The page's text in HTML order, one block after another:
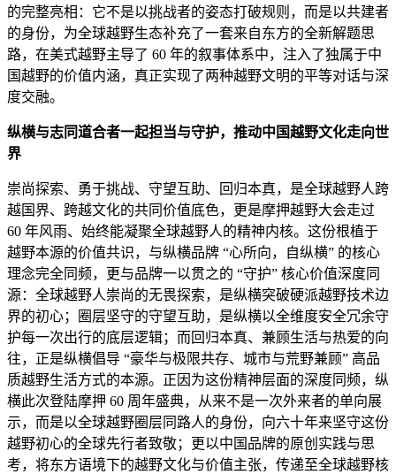
的完整亮相：它不是以挑战者的姿态打破规则，而是以共建者
的身份，为全球越野生态补充了一套来自东方的全新解题思
路，在美式越野主导了 60 年的叙事体系中，注入了独属于中
国越野的价值内涵，真正实现了两种越野文明的平等对话与深
度交融。
纵横与志同道合者一起担当与守护，推动中国越野文化走向世
界
崇尚探索、勇于挑战、守望互助、回归本真，是全球越野人跨
越国界、跨越文化的共同价值底色，更是摩押越野大会走过
60 年风雨、始终能凝聚全球越野人的精神内核。这份根植于
越野本源的价值共识，与纵横品牌 “心所向，自纵横” 的核心
理念完全同频，更与品牌一以贯之的 “守护” 核心价值深度同
源：全球越野人崇尚的无畏探索，是纵横突破硬派越野技术边
界的初心；圈层坚守的守望互助，是纵横以全维度安全冗余守
护每一次出行的底层逻辑；而回归本真、兼顾生活与热爱的向
往，正是纵横倡导 “豪华与极限共存、城市与荒野兼顾” 高品
质越野生活方式的本源。正因为这份精神层面的深度同频，纵
横此次登陆摩押 60 周年盛典，从来不是一次外来者的单向展
示，而是以全球越野圈层同路人的身份，向六十年来坚守这份
越野初心的全球先行者致敬；更以中国品牌的原创实践与思
考，将东方语境下的越野文化与价值主张，传递至全球越野核